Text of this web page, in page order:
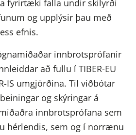
fyrirtæki falla undir skilyrði
og upplýsir þau með
efnis.
innbrotsprófanir
að fullu í TIBER-EU
IS umgjörðina. Til viðbótar
og skýringar á
innbrotsprófana sem
hérlendis, sem og í norrænu